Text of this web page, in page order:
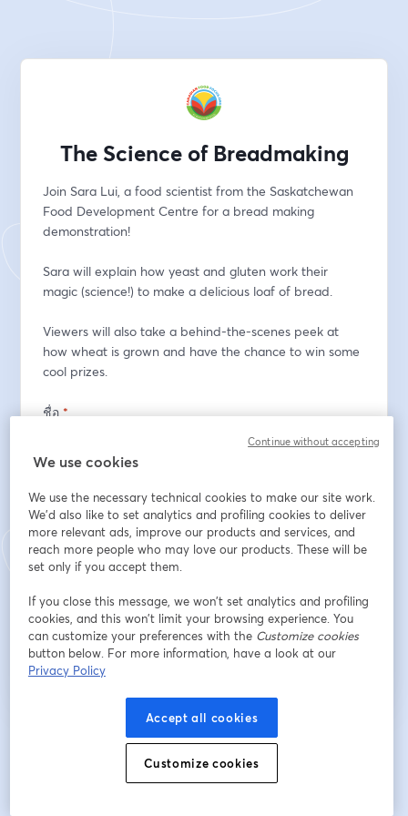
The Science of Breadmaking
Join Sara Lui, a food scientist from the Saskatchewan
Food Development Centre for a bread making
demonstration!
Sara will explain how yeast and gluten work their
magic (science!) to make a delicious loaf of bread.
​Viewers will also take a behind-the-scenes peek at
how wheat is grown and have the chance to win some
cool prizes.
ชื่อ*
อีเมล*
ลงทะเบียน
การลงทะเบียนเป็นการรับทราบและยอมรับเงื่อนไขการให้บริการ
เปิดในแท็บใหม่
ของเรา เราจะแชร์รายละเอียดของคุณกับโฮสต์
We use cookies
We use the necessary technical cookies to make our site work.
We'd also like to set analytics and profiling cookies to deliver
more relevant ads, improve our products and services, and
reach more people who may love our products. These will be
set only if you accept them.
If you close this message, we won’t set analytics and profiling
cookies, and this won’t limit your browsing experience. You
can customize your preferences with the Customize cookies
button below. For more information, have a look at our
Privacy Policy
Accept all cookies
Customize cookies
Continue without accepting